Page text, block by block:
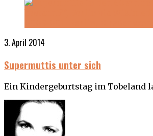
3. April 2014
Supermuttis unter sich
Ein Kindergeburtstag im Tobeland